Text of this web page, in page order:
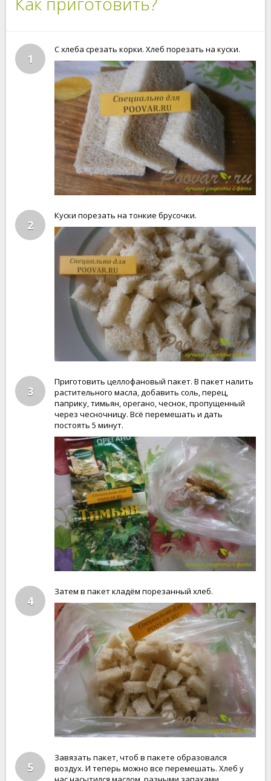
1
С хлеба срезать корки. Хлеб порезать на куски.
2
Куски порезать на тонкие брусочки.
3
Приготовить целлофановый пакет. В пакет налить
растительного масла, добавить соль, перец,
паприку, тимьян, орегано, чеснок, пропущенный
через чесночницу. Всё перемешать и дать
постоять 5 минут.
4
Затем в пакет кладём порезанный хлеб.
5
Завязать пакет, чтоб в пакете образовался
воздух. И теперь можно все перемешать. Хлеб у